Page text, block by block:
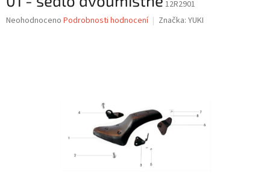
12R2901
Průměrné
Neohodnoceno Podrobnosti hodnocení Značka: YUKI